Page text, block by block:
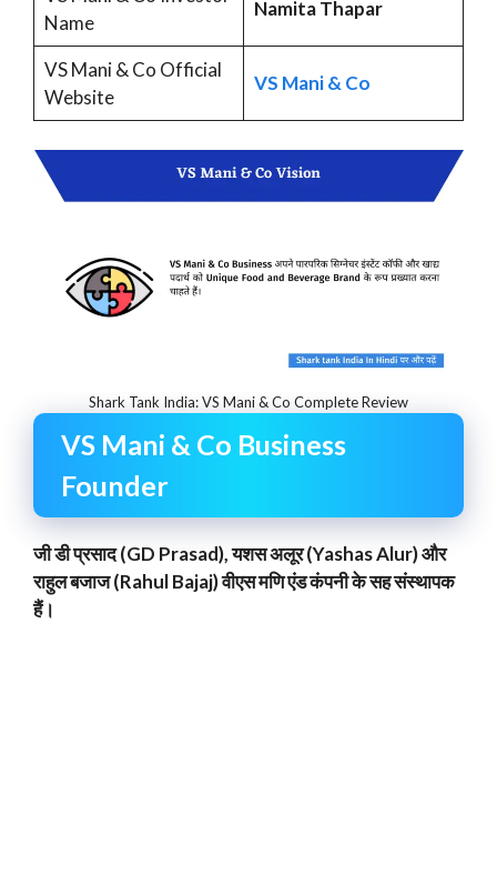
Name
Namita Thapar
VS Mani & Co Official
Website
VS Mani & Co
Shark Tank India: VS Mani & Co Complete Review
VS Mani & Co Business
Founder
जी डी प्रसाद (GD Prasad), यशस अलूर (Yashas Alur) और
राहुल बजाज (Rahul Bajaj) वीएस मणि एंड कंपनी के सह संस्थापक
हैं।